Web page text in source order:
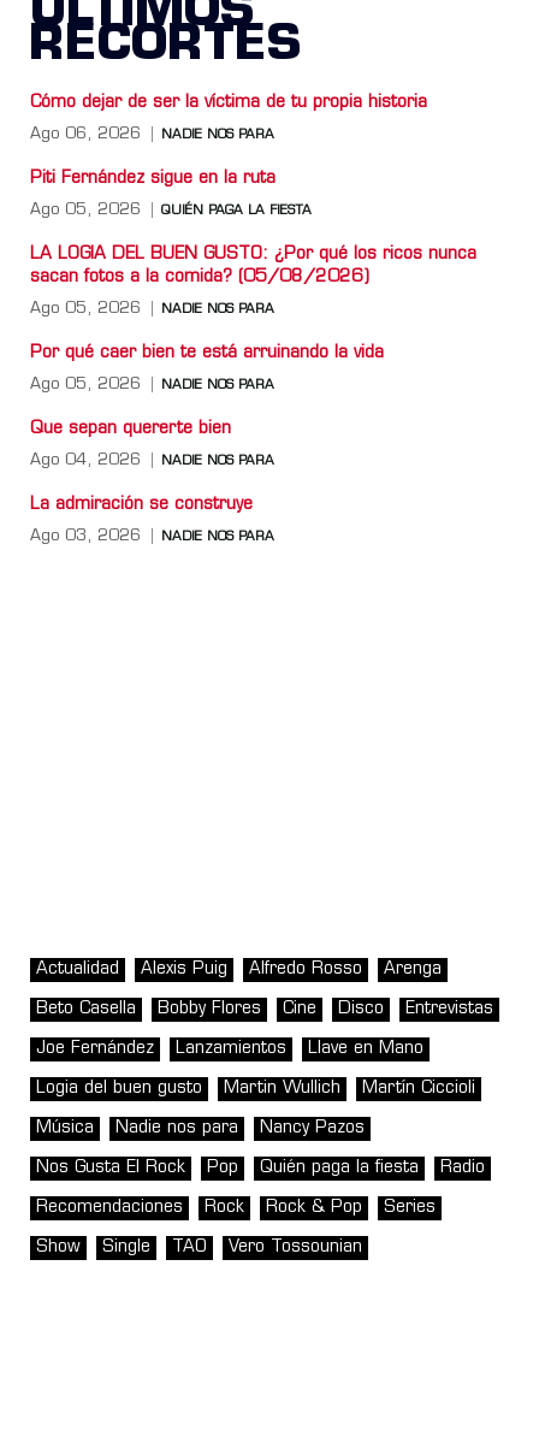
ÚLTIMOS
RECORTES
Cómo dejar de ser la víctima de tu propia historia
Ago 06, 2026 NADIE NOS PARA
Piti Fernández sigue en la ruta
Ago 05, 2026 QUIÉN PAGA LA FIESTA
LA LOGIA DEL BUEN GUSTO: ¿Por qué los ricos nunca
sacan fotos a la comida? (05/08/2026)
Ago 05, 2026 NADIE NOS PARA
Por qué caer bien te está arruinando la vida
Ago 05, 2026 NADIE NOS PARA
Que sepan quererte bien
Ago 04, 2026 NADIE NOS PARA
La admiración se construye
Ago 03, 2026 NADIE NOS PARA
Actualidad Alexis Puig Alfredo Rosso Arenga
Beto Casella Bobby Flores Cine Disco Entrevistas
Joe Fernández Lanzamientos Llave en Mano
Logia del buen gusto Martin Wullich Martín Ciccioli
Música Nadie nos para Nancy Pazos
Nos Gusta El Rock Pop Quién paga la fiesta Radio
Recomendaciones Rock Rock & Pop Series
Show Single TAO Vero Tossounian